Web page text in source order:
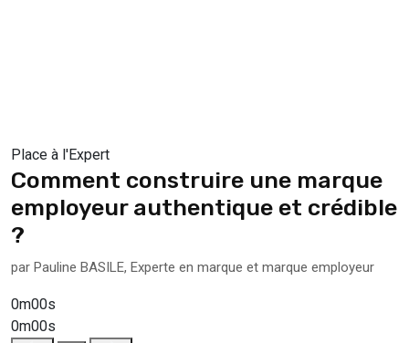
Place à l'Expert
Comment construire une marque
employeur authentique et crédible
?
par Pauline BASILE, Experte en marque et marque employeur
0m00s
0m00s